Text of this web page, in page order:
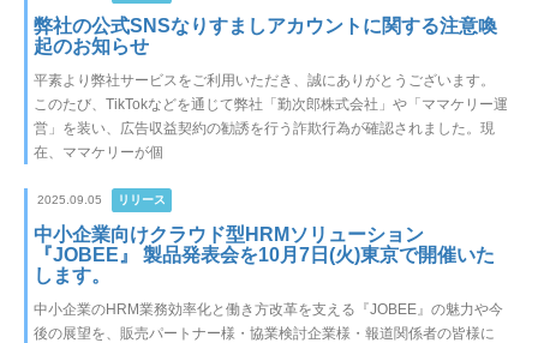
弊社の公式SNSなりすましアカウントに関する注意喚
起のお知らせ
平素より弊社サービスをご利用いただき、誠にありがとうございます。
このたび、TikTokなどを通じて弊社「勤次郎株式会社」や「ママケリー運
営」を装い、広告収益契約の勧誘を行う詐欺行為が確認されました。現
在、ママケリーが個
2025.09.05 リリース
中小企業向けクラウド型HRMソリューション
『JOBEE』 製品発表会を10月7日(火)東京で開催いた
します。
中小企業のHRM業務効率化と働き方改革を支える『JOBEE』の魅力や今
後の展望を、販売パートナー様・協業検討企業様・報道関係者の皆様に